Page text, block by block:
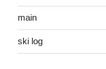
main
ski log